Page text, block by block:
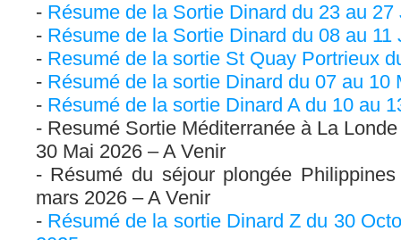
Résume de la Sortie Dinard du 23 au 27
Résume de la Sortie Dinard du 08 au 11
Resumé de la sortie St Quay Portrieux
Résumé de la sortie Dinard du 07 au 10
Résumé de la sortie Dinard A du 10 au
Resumé Sortie Méditerranée à La
30 Mai 2026 – A Venir
Résumé du séjour plongée
mars 2026 – A Venir
Résumé de la sortie Dinard Z du 30